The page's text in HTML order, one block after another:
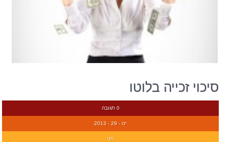
סיכוי זכייה בלוטו
0 תגובה
ינו - 29 - 2013
חני